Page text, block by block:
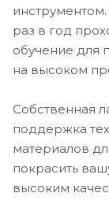
раз в год
обучение для
на высоком
Собственная
поддержка
материалов
покрасить
высоким